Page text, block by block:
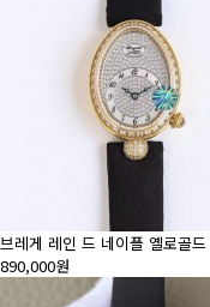
브레게 레인 드 네이플 옐로골
890,000원